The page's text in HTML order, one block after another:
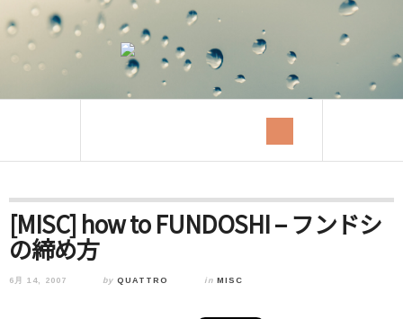
[MISC] how to FUNDOSHI – フンドシ
の締め方
6月 14, 2007 by QUATTRO in MISC